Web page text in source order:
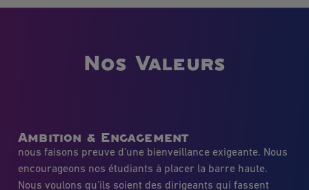
Nos Valeurs
Ambition & Engagement
nous faisons preuve d’une bienveillance exigeante. Nous
encourageons nos étudiants à placer la barre haute.
Nous voulons qu’ils soient des dirigeants qui fassent